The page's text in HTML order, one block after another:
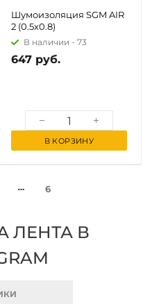
Шумоизоляция SGM AIR
2 (0.5x0.8)
В наличии - 73
647 руб.
В КОРЗИНУ
6
ЛЕНТА В